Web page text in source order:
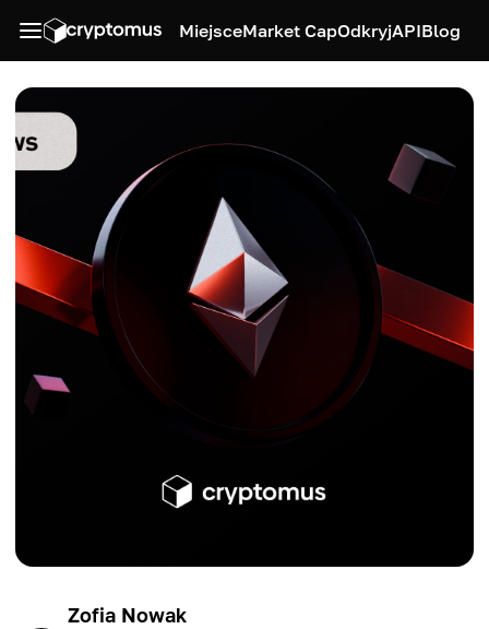
MiejsceMarket CapOdkryjAPIBlog
Zofia Nowak